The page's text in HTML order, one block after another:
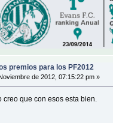
premios para los PF2012
de 2012, 07:15:22 pm »
creo que con esos esta bien.